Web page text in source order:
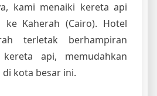
kami menaiki kereta api
ke Kaherah (Cairo). Hotel
terletak berhampiran
api, memudahkan
kota besar ini.